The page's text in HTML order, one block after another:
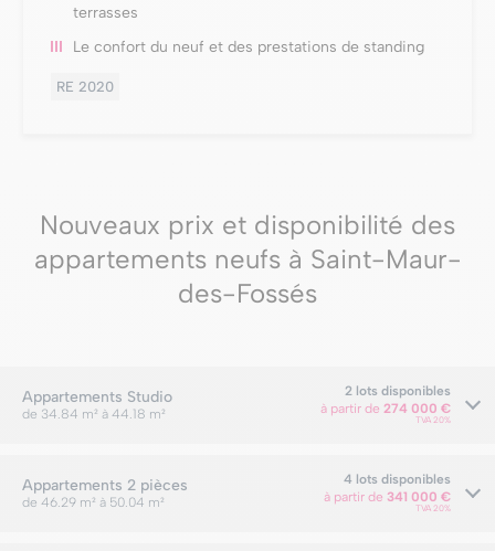
terrasses
Le confort du neuf et des prestations de standing
RE 2020
Nouveaux prix et disponibilité des
appartements neufs à Saint-Maur-
des-Fossés
Appartements Studio
de 34.84 m² à 44.18 m²
2 lots disponibles
à partir de 274 000 €
TVA 20%
Appartements 2 pièces
de 46.29 m² à 50.04 m²
4 lots disponibles
à partir de 341 000 €
TVA 20%